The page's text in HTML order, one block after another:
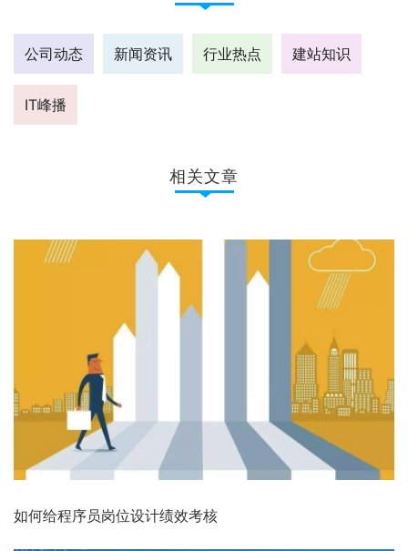
公司动态 新闻资讯 行业热点 建站知识
IT峰播
相关文章
如何给程序员岗位设计绩效考核